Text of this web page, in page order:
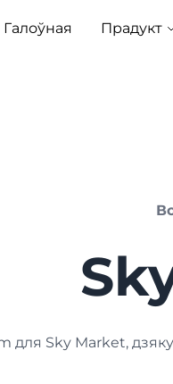
Галоўная Прадукт
для Sky Market,